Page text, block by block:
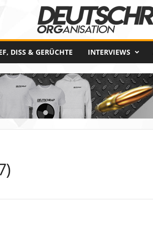
DISS & GERÜCHTE INTERVIEWS